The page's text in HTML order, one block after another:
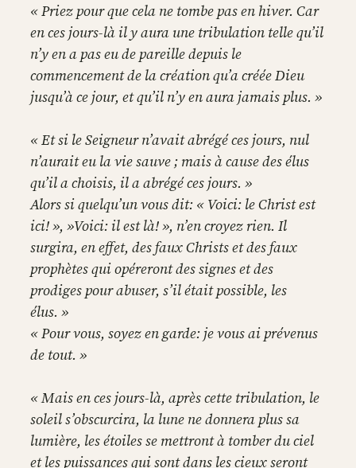
« Priez pour que cela ne tombe pas en hiver. Car
en ces jours-là il y aura une tribulation telle qu’il
n’y en a pas eu de pareille depuis le
commencement de la création qu’a créée Dieu
jusqu’à ce jour, et qu’il n’y en aura jamais plus. »
« Et si le Seigneur n’avait abrégé ces jours, nul
n’aurait eu la vie sauve ; mais à cause des élus
qu’il a choisis, il a abrégé ces jours. »
Alors si quelqu’un vous dit: « Voici: le Christ est
ici! », »Voici: il est là! », n’en croyez rien. Il
surgira, en effet, des faux Christs et des faux
prophètes qui opéreront des signes et des
prodiges pour abuser, s’il était possible, les
élus. »
« Pour vous, soyez en garde: je vous ai prévenus
de tout. »
« Mais en ces jours-là, après cette tribulation, le
soleil s’obscurcira, la lune ne donnera plus sa
lumière, les étoiles se mettront à tomber du ciel
et les puissances qui sont dans les cieux seront